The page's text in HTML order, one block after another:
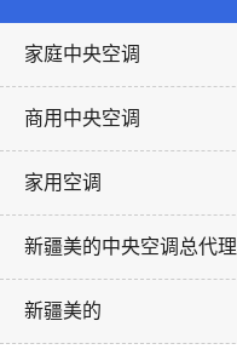
家庭中央空调
商用中央空调
家用空调
新疆美的中央空调总代理
新疆美的